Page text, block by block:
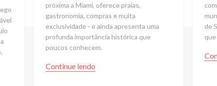
próxima a Miami, oferece praias,
gastronomia, compras e muita
exclusividade - e ainda apresenta uma
profunda importância histórica que
poucos conhecem.
Continue lendo
de